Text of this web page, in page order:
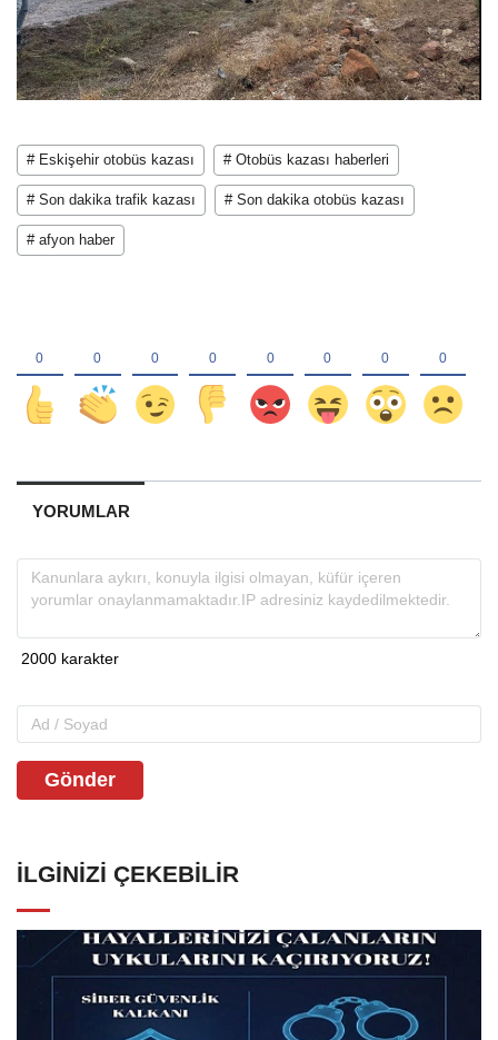
# Eskişehir otobüs kazası # Otobüs kazası haberleri
# Son dakika trafik kazası # Son dakika otobüs kazası
# afyon haber
YORUMLAR
Gönder
İLGINIZI ÇEKEBILIR